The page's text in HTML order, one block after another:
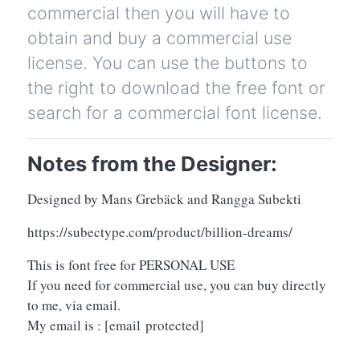
commercial then you will have to
obtain and buy a commercial use
license. You can use the buttons to
the right to download the free font or
search for a commercial font license.
Notes from the Designer:
Designed by Mans Grebäck and Rangga Subekti
https://subectype.com/product/billion-dreams/
This is font free for PERSONAL USE
If you need for commercial use, you can buy directly
to me, via email.
My email is : [email protected]